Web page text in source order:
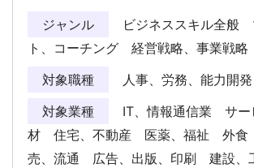
ジャンル
ビジネススキル全般
ト、コーチング 経営戦略、事業戦略
対象職種
人事、労務、能力開
対象業種
IT、情報通信業 サ
材 住宅、不動産 医薬、福祉 外食
売、流通 広告、出版、印刷 建設、